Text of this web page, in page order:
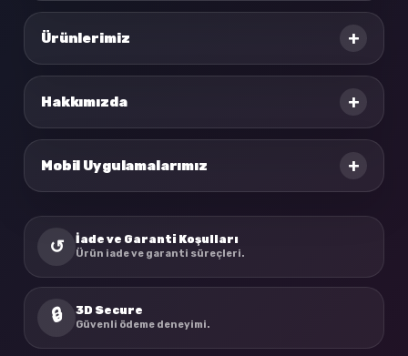
Ürünlerimiz +
Hakkımızda +
Mobil Uygulamalarımız +
↺ İade ve Garanti Koşulları
Ürün iade ve garanti süreçleri.
🔒 3D Secure
Güvenli ödeme deneyimi.